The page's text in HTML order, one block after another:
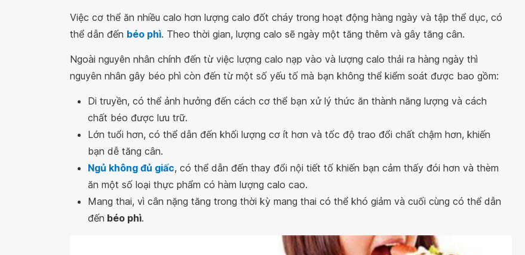
Việc cơ thể ăn nhiều calo hơn lượng calo đốt cháy trong hoạt động hàng ngày và tập thể dục, có
thể dẫn đến béo phì. Theo thời gian, lượng calo sẽ ngày một tăng thêm và gây tăng cân.
Ngoài nguyên nhân chính đến từ việc lượng calo nạp vào và lượng calo thải ra hàng ngày thì
nguyên nhân gây béo phì còn đến từ một số yếu tố mà bạn không thể kiểm soát được bao gồm:
Di truyền, có thể ảnh hưởng đến cách cơ thể bạn xử lý thức ăn thành năng lượng và cách
chất béo được lưu trữ.
Lớn tuổi hơn, có thể dẫn đến khối lượng cơ ít hơn và tốc độ trao đổi chất chậm hơn, khiến
bạn dễ tăng cân.
Ngủ không đủ giấc, có thể dẫn đến thay đổi nội tiết tố khiến bạn cảm thấy đói hơn và thèm
ăn một số loại thực phẩm có hàm lượng calo cao.
Mang thai, vì cân nặng tăng trong thời kỳ mang thai có thể khó giảm và cuối cùng có thể dẫn
đến béo phì.